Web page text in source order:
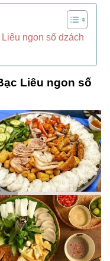
ngon số dzách
Liêu ngon số